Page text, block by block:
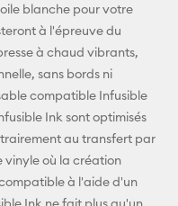
Pinterest
Facebook
blanche pour votre
à l'épreuve du
à chaud vibrants,
sans bords ni
compatible Infusible
Ink sont optimisés
au transfert par
où la création
à l'aide d'un